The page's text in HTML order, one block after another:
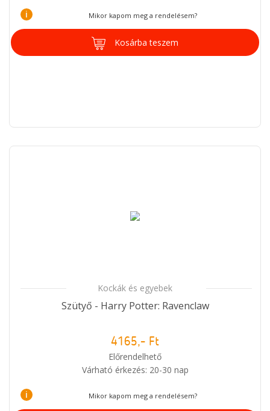
i Mikor kapom meg a rendelésem?
Kosárba teszem
Kockák és egyebek
Szütyő - Harry Potter: Ravenclaw
4165,- Ft
Előrendelhető
Várható érkezés: 20-30 nap
i Mikor kapom meg a rendelésem?